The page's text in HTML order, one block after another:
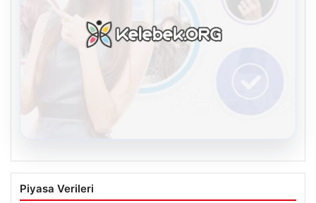
Kelebek.Org İle Çevrim içi İletişimin
Sertifikalı Adresi Ve Chat Deneyimi
Piyasa Verileri